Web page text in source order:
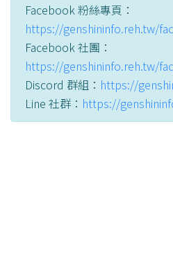
Facebook 粉絲專頁：
https://genshininfo.reh.tw/
Facebook 社團：
https://genshininfo.reh.tw/
Discord 群組： https://
Line 社群： https://